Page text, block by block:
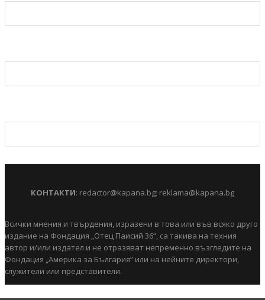
КОНТАКТИ: redactor@kapana.bg; reklama@kapana.bg
Всички мнения и твърдения, изразени в това или във всяко друго
издание на Фондация „Отец Паисий 36“, са такива на техния
автор и/или издател и не отразяват непременно възгледите на
Фондация „Америка за България“ или на нейните директори,
служители или представители.